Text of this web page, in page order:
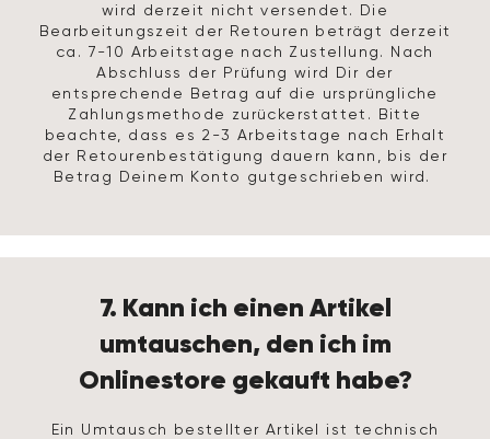
wird derzeit nicht versendet. Die
Bearbeitungszeit der Retouren beträgt derzeit
ca. 7-10 Arbeitstage nach Zustellung. Nach
Abschluss der Prüfung wird Dir der
entsprechende Betrag auf die ursprüngliche
Zahlungsmethode zurückerstattet. Bitte
beachte, dass es 2-3 Arbeitstage nach Erhalt
der Retourenbestätigung dauern kann, bis der
Betrag Deinem Konto gutgeschrieben wird.
7. Kann ich einen Artikel
umtauschen, den ich im
Onlinestore gekauft habe?
Ein Umtausch bestellter Artikel ist technisch